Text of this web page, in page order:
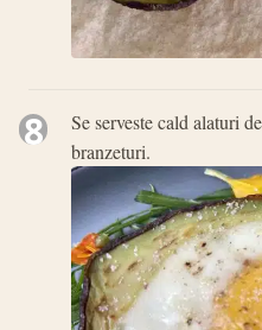
8
Se serveste cald alaturi
branzeturi.